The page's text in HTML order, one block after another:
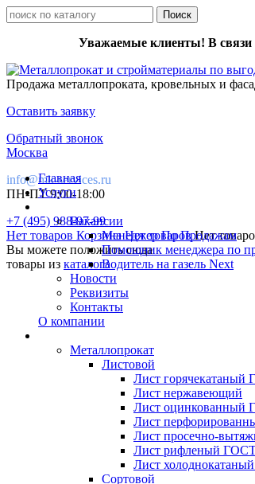
Уважаемые клиенты! В связи
Продажа металлопроката, кровельных и
Оставить заявку
Обратный звонок
Москва
info@mk-services.ru
ПН-ПТ 9:00-18:00
+7 (495) 988-97-99
Нет товаров КорзинаНет товаровНет
Вы можете положить сюда
товары из каталога
Главная
Услуги
Вакансии
Менеджер По Продажам
Помощник менеджера по
Водитель на газель Next
Новости
Реквизиты
Контакты
О компании
Металлопрокат
Листовой
Лист горячекатаный
Лист нержавеющий
Лист оцинкованный
Лист
Лист просечно-
Лист рифленый
Лист
Сортовой